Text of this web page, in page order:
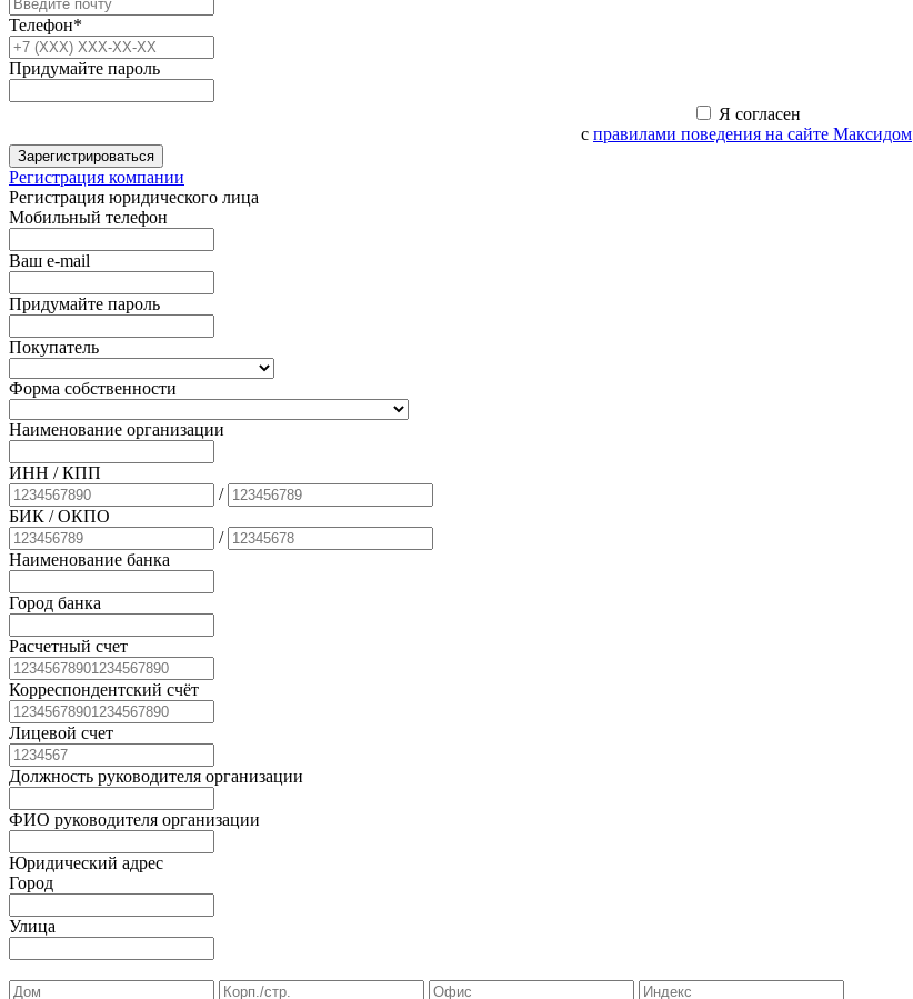
Телефон*
Придумайте пароль
Я согласен
с правилами поведения на сайте Максидом
Зарегистрироваться
Регистрация компании
Регистрация юридического лица
Мобильный телефон
Ваш e-mail
Придумайте пароль
Покупатель
Форма собственности
Наименование организации
ИНН / КПП
/
БИК / ОКПО
/
Наименование банка
Город банка
Расчетный счет
Корреспондентский счёт
Лицевой счет
Должность руководителя организации
ФИО руководителя организации
Юридический адрес
Город
Улица